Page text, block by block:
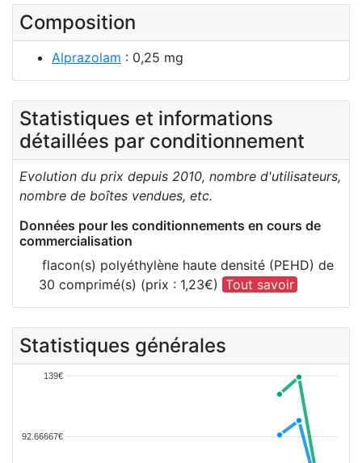
Composition
Alprazolam : 0,25 mg
Statistiques et informations
détaillées par conditionnement
Evolution du prix depuis 2010, nombre d'utilisateurs,
nombre de boîtes vendues, etc.
Données pour les conditionnements en cours de
commercialisation
flacon(s) polyéthylène haute densité (PEHD) de
30 comprimé(s) (prix : 1,23€) Tout savoir
Statistiques générales
139€
92.66667€